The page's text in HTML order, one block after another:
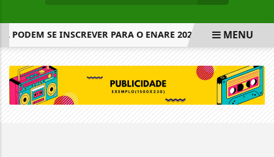
SE INSCREVER PARA O ENARE 2026 GOVERNO
MENU